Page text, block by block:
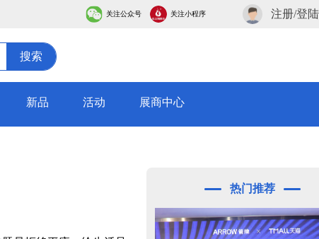
关注公众号 关注小程序 注册/登陆
搜索
新品 活动 展商中心
热门推荐